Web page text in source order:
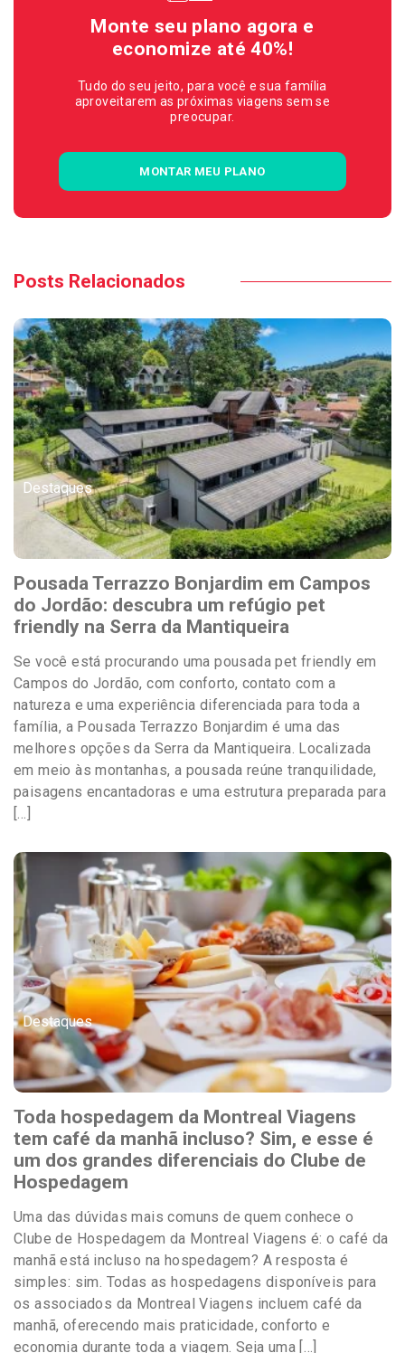
Monte seu plano agora e
economize até 40%!
Tudo do seu jeito, para você e sua família
aproveitarem as próximas viagens sem se
preocupar.
MONTAR MEU PLANO
Posts Relacionados
Destaques
Pousada Terrazzo Bonjardim em Campos
do Jordão: descubra um refúgio pet
friendly na Serra da Mantiqueira
Se você está procurando uma pousada pet friendly em
Campos do Jordão, com conforto, contato com a
natureza e uma experiência diferenciada para toda a
família, a Pousada Terrazzo Bonjardim é uma das
melhores opções da Serra da Mantiqueira. Localizada
em meio às montanhas, a pousada reúne tranquilidade,
paisagens encantadoras e uma estrutura preparada para
[…]
Destaques
Toda hospedagem da Montreal Viagens
tem café da manhã incluso? Sim, e esse é
um dos grandes diferenciais do Clube de
Hospedagem
Uma das dúvidas mais comuns de quem conhece o
Clube de Hospedagem da Montreal Viagens é: o café da
manhã está incluso na hospedagem? A resposta é
simples: sim. Todas as hospedagens disponíveis para
os associados da Montreal Viagens incluem café da
manhã, oferecendo mais praticidade, conforto e
economia durante toda a viagem. Seja uma […]